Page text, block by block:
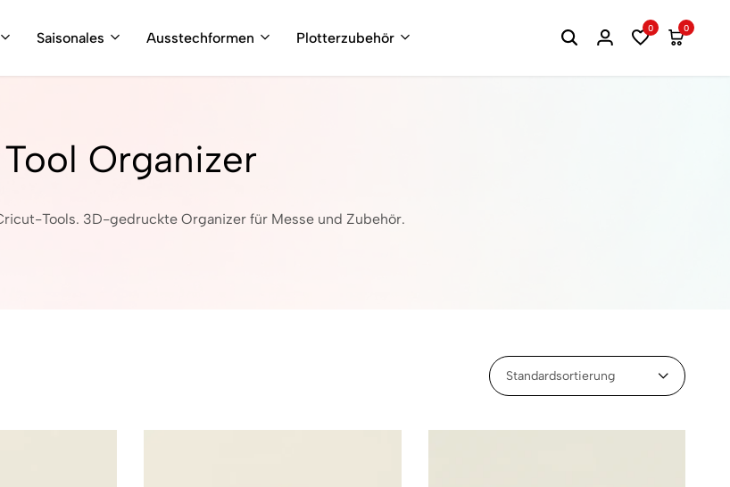
Saisonales Ausstechformen Plotterzubehör
0 0
Tool Organizer
Tools. 3D-gedruckte Organizer für Messe und Zubehör.
Standardsortierung